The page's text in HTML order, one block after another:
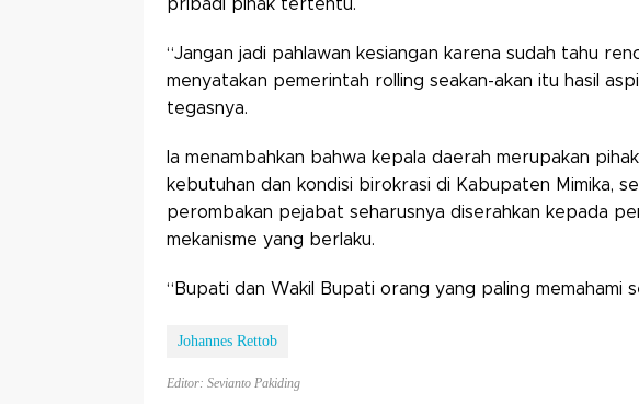
pribadi pihak tertentu.
“Jangan jadi pahlawan kesiangan karena sudah tahu
menyatakan pemerintah rolling seakan-akan itu hasil
tegasnya.
Ia menambahkan bahwa kepala daerah merupakan
kebutuhan dan kondisi birokrasi di Kabupaten Mimika,
perombakan pejabat seharusnya diserahkan kepada
mekanisme yang berlaku.
“Bupati dan Wakil Bupati orang yang paling memahami
Johannes Rettob
Editor: Sevianto Pakiding